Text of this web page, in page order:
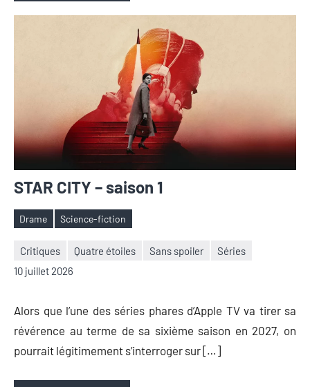
STAR CITY – saison 1
Étiquettes
Drame Science-fiction
Critiques Quatre étoiles Sans spoiler
Séries
10 juillet 2026
Nicolas
Aucun
Alors que l’une des séries phares d’Apple TV va tirer sa
révérence au terme de sa sixième saison en 2027, on
pourrait légitimement s’interroger sur […]